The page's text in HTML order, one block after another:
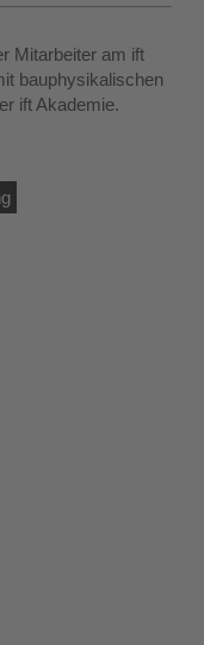
Mitarbeiter am ift
bauphysikalischen
ift Akademie.